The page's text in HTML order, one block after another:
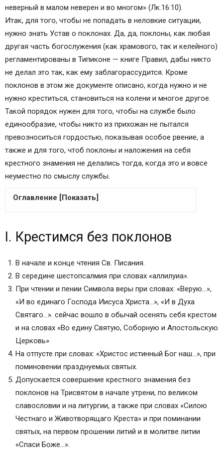
неверный в малом неверен и во многом» (Лк.16:10).
Итак, для того, чтобы не попадать в неловкие ситуации,
нужно знать Устав о поклонах. Да, да, поклоны, как любая
другая часть богослужения (как храмового, так и келейного)
регламентированы в Типиконе — книге Правил, дабы никто
не делал это так, как ему заблагорассудится. Кроме
поклонов в этом же документе описано, когда нужно и не
нужно креститься, становиться на колени и многое другое.
Такой порядок нужен для того, чтобы на службе было
единообразие, чтобы никто из прихожан не пытался
превозноситься гордостью, показывая особое рвение, а
также и для того, чтоб поклоны и наложения на себя
крестного знамения не делались тогда, когда это и вовсе
неуместно по смыслу службы.
Оглавление [Показать]
II. Крестимся с поясным поклоном
дней особых, перечисленных в разделе X
В дни Великого поста многие поясные поклоны
заменяются земными
IV. При лобызании святыни
V. Креститься не положено
VI. Наклонение головы
VII. Поясной поклон без крестного знамения
делается
VIII. Преклонение до земли без крестного
знамения
IX. Стоять на коленях положено
X. По уставу не положено совершать поклонов
(но допускается совершение их как выражение
молитвенного настроения молящегося при
одиночной молитве или благоговения к
I. Крестимся без поклонов
В начале и конце чтения Св. Писания.
В середине шестопсалмия при словах «аллилуиа».
При чтении и пении Символа веры при словах: «Верую…»,
«И во единаго Господа Иисуса Христа…», «И в Духа
Святаго…». сейчас вошло в обычай осенять себя крестом
и на словах «Во едину Святую, Соборную и Апостольскую
Церковь»
На отпусте при словах: «Христос истинный Бог наш…», при
поминовении празднуемых святых.
Допускается совершение крестного знамения без
поклонов на Трисвятом в начале утрени, по великом
славословии и на литургии, а также при словах «Силою
Честнаго и Животворящаго Креста» и при поминании
святых, на первом прошении литий и в молитве литии
«Спаси Боже…».